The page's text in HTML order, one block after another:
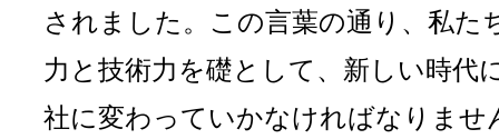
されました。この言葉の通り、私た
力と技術力を礎として、新しい時代
社に変わっていかなければなりませ